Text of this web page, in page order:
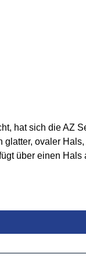
hat sich die AZ
glatter, ovaler
über einen Hals
42 mmSattel: